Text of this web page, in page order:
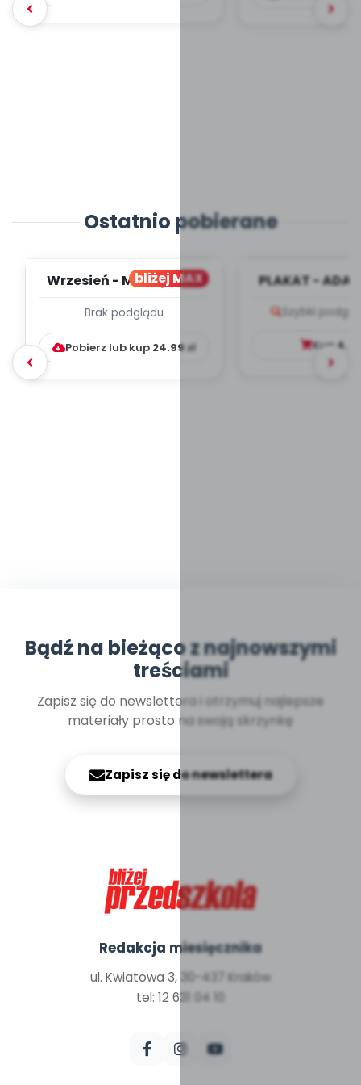
Ostatnio pobierane
bliżej MAX
Wrzesień - MIESIĘCZNY
WYCHOWAWCZO –
DYDAKTYC...
Brak podglądu
Pobierz lub kup 24.99zł
PLAKAT -
Szybki
Kup
Bądź na bieżąco z najnowszymi
treściami
Zapisz się do newslettera i otrzymuj najlepsze
materiały prosto na swoją skrzynkę
Zapisz się do newslettera
Redakcja miesięcznika
ul. Kwiatowa 3, 30-437 Kraków
tel: 12 631 04 10